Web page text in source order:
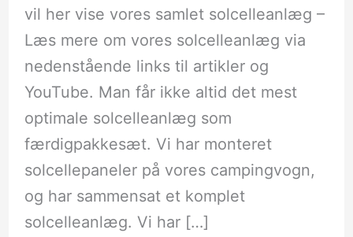
vil her vise vores samlet solcelleanlæg –
Læs mere om vores solcelleanlæg via
nedenstående links til artikler og
YouTube. Man får ikke altid det mest
optimale solcelleanlæg som
færdigpakkesæt. Vi har monteret
solcellepaneler på vores campingvogn,
og har sammensat et komplet
solcelleanlæg. Vi har […]